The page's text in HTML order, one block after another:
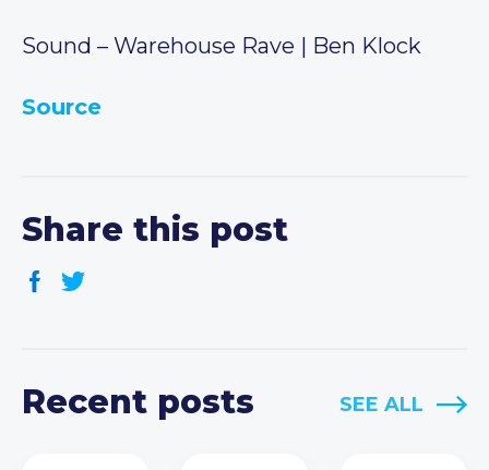
Sound – Warehouse Rave | Ben Klock
Source
Share this post
Recent posts SEE ALL